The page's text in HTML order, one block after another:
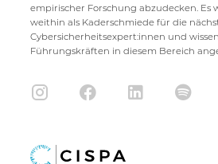
empirischer Forschung abzudecken. Es
weithin als Kaderschmiede für die
Cybersicherheitsexpert:innen und
Führungskräften in diesem Bereich